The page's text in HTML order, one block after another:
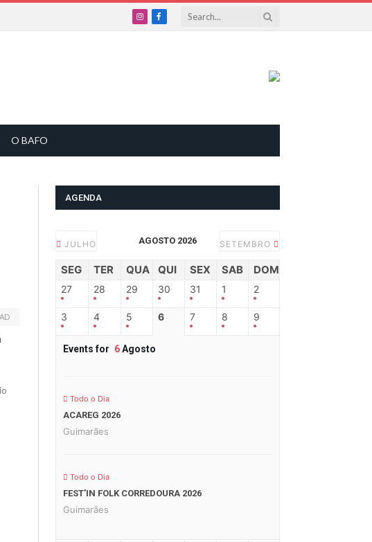
InstagramFacebook
O BAFO
AGENDA
JULHO AGOSTO 2026 SETEMBRO
SEG TER QUA QUI SEX SAB DOM
27 28 29 30 31 1 2
3 4 5 6 7 8 9
Events for 6Agosto
Todo o Dia
ACAREG 2026
Guimarães
Todo o Dia
FEST’IN FOLK CORREDOURA 2026
Guimarães